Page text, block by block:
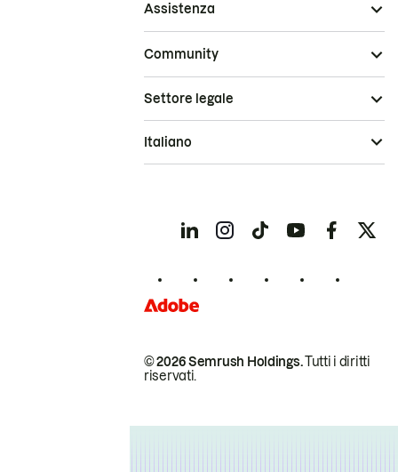
Assistenza
Community
© 2026 Semrush Holdings.Tutti i diritti
riservati.
Settore legale
Italiano